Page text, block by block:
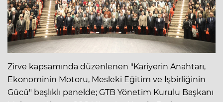
Zirve kapsamında düzenlenen "Kariyerin Anahtarı,
Ekonominin Motoru, Mesleki Eğitim ve İşbirliğinin
Gücü" başlıklı panelde; GTB Yönetim Kurulu Başkanı